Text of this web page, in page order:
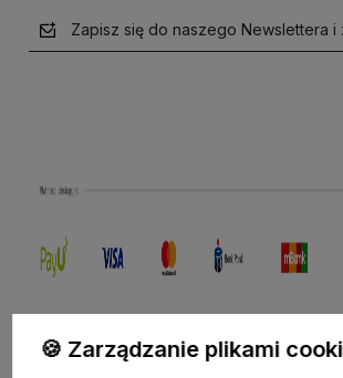
Zapisz się do naszego Newslettera
🍪 Zarządzanie plikami